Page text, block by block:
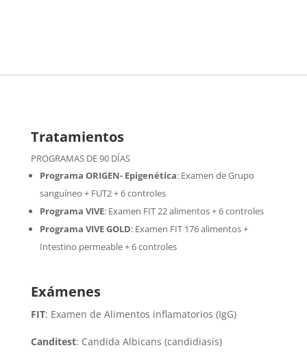
Tratamientos
PROGRAMAS DE 90 DÍAS
Programa ORIGEN- Epigenética:Examen de Grupo
sanguíneo + FUT2 + 6 controles
Programa VIVE: Examen FIT 22 alimentos + 6 controles
Programa VIVE GOLD: Examen FIT 176 alimentos +
Intestino permeable + 6 controles
Exámenes
FIT: Examen de Alimentos inflamatorios (IgG)
Canditest: Candida Albicans (candidiasis)